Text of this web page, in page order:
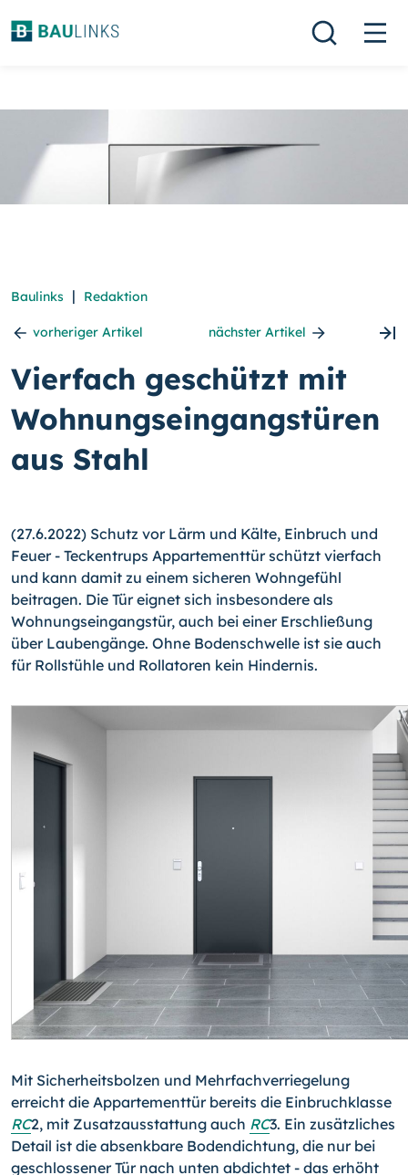
Baulinks | Redaktion
vorheriger Artikel nächster Artikel
Vierfach geschützt mit
Wohnungseingangstüren
aus Stahl
(27.6.2022) Schutz vor Lärm und Kälte, Einbruch und
Feuer - Teckentrups Appartementtür schützt vierfach
und kann damit zu einem sicheren Wohngefühl
beitragen. Die Tür eignet sich insbesondere als
Wohnungseingangstür, auch bei einer Erschließung
über Laubengänge. Ohne Bodenschwelle ist sie auch
für Rollstühle und Rollatoren kein Hindernis.
Mit Sicherheitsbolzen und Mehrfachverriegelung
erreicht die Appartementtür bereits die Einbruchklasse
RC2, mit Zusatzausstattung auch RC3. Ein zusätzliches
Detail ist die absenkbare Bodendichtung, die nur bei
geschlossener Tür nach unten abdichtet - das erhöht